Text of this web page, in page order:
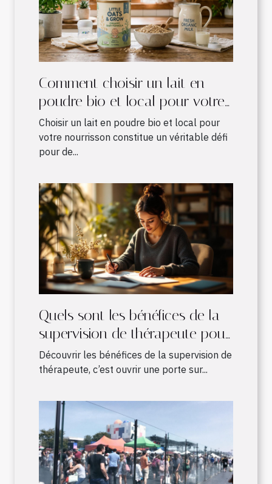
Comment choisir un lait en
poudre bio et local pour votre
nourrisson ?
Choisir un lait en poudre bio et local pour
votre nourrisson constitue un véritable défi
pour de...
Quels sont les bénéfices de la
supervision de thérapeute pour
les pratiques en développement
?
Découvrir les bénéfices de la supervision de
thérapeute, c’est ouvrir une porte sur...